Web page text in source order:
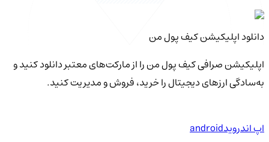
دانلود اپلیکیشن کیف‌ پول من
اپلیکیشن صرافی کیف پول من را از مارکت‌های معتبر دانلود کنید و
به‌سادگی ارزهای دیجیتال را خرید، فروش و مدیریت کنید.
اپ اندرویدandroid